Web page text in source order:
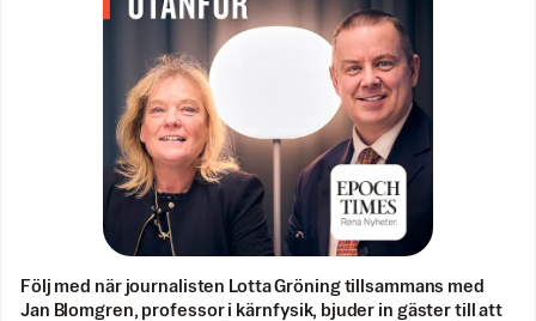
Följ med när journalisten Lotta Gröning tillsammans med
Jan Blomgren, professor i kärnfysik, bjuder in gäster till att